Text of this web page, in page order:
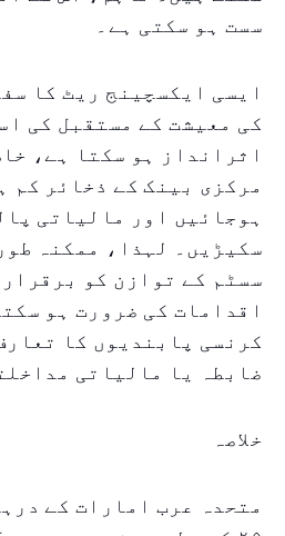
سست ہو سکتی ہے۔
ایسی ایکسچینج ریٹ کا
کی معیشت کے مستقبل کی
اثرانداز ہو سکتا ہے،
مرکزی بینک کے ذخائر کم
ہوجائیں اور مالیاتی
سکیڑیں۔ لہذا، ممکنہ
سسٹم کے توازن کو
اقدامات کی ضرورت ہو
کرنسی پابندیوں کا
ضابطہ یا مالیاتی
خلاصہ
متحدہ عرب امارات کے